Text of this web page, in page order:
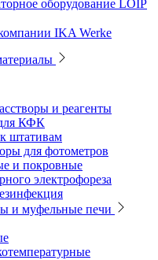
отбора проб воздуха
трубки
для перемешивания
оборудование LOIP
IKA Werke